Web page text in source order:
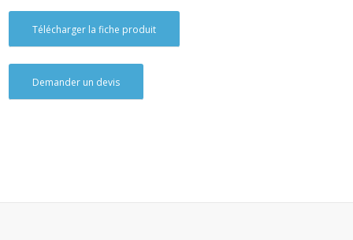
Télécharger la fiche produit
Demander un devis